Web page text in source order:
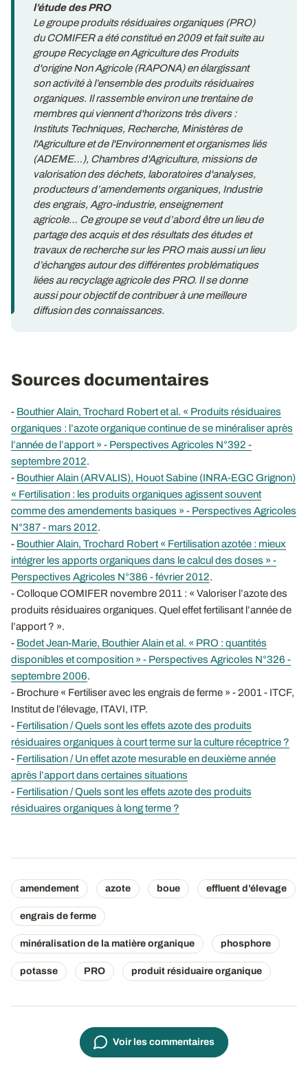
l’étude des PRO
Le groupe produits résiduaires organiques (PRO)
du COMIFER a été constitué en 2009 et fait suite au
groupe Recyclage en Agriculture des Produits
d'origine Non Agricole (RAPONA) en élargissant
son activité à l’ensemble des produits résiduaires
organiques. Il rassemble environ une trentaine de
membres qui viennent d'horizons très divers :
Instituts Techniques, Recherche, Ministères de
l'Agriculture et de l'Environnement et organismes liés
(ADEME…), Chambres d'Agriculture, missions de
valorisation des déchets, laboratoires d'analyses,
producteurs d’amendements organiques, Industrie
des engrais, Agro-industrie, enseignement
agricole… Ce groupe se veut d’abord être un lieu de
partage des acquis et des résultats des études et
travaux de recherche sur les PRO mais aussi un lieu
d’échanges autour des différentes problématiques
liées au recyclage agricole des PRO. Il se donne
aussi pour objectif de contribuer à une meilleure
diffusion des connaissances.
Sources documentaires
- Bouthier Alain, Trochard Robert et al. « Produits résiduaires
organiques : l’azote organique continue de se minéraliser après
l’année de l’apport » - Perspectives Agricoles N°392 -
septembre 2012.
- Bouthier Alain (ARVALIS), Houot Sabine (INRA-EGC Grignon)
« Fertilisation : les produits organiques agissent souvent
comme des amendements basiques » - Perspectives Agricoles
N°387 - mars 2012.
- Bouthier Alain, Trochard Robert « Fertilisation azotée : mieux
intégrer les apports organiques dans le calcul des doses » -
Perspectives Agricoles N°386 - février 2012.
- Colloque COMIFER novembre 2011 : « Valoriser l’azote des
produits résiduaires organiques. Quel effet fertilisant l’année de
l’apport ? ».
- Bodet Jean-Marie, Bouthier Alain et al. « PRO : quantités
disponibles et composition » - Perspectives Agricoles N°326 -
septembre 2006.
- Brochure « Fertiliser avec les engrais de ferme » - 2001 - ITCF,
Institut de l’élevage, ITAVI, ITP.
- Fertilisation / Quels sont les effets azote des produits
résiduaires organiques à court terme sur la culture réceptrice ?
- Fertilisation / Un effet azote mesurable en deuxième année
après l’apport dans certaines situations
- Fertilisation / Quels sont les effets azote des produits
résiduaires organiques à long terme ?
amendement azote boue effluent d’élevage
engrais de ferme
minéralisation de la matière organique phosphore
potasse PRO produit résiduaire organique
Voir les commentaires